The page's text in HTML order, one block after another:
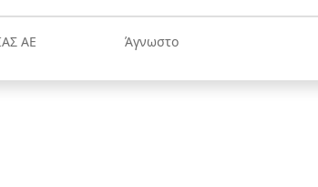
ΑΕ Άγνωστο